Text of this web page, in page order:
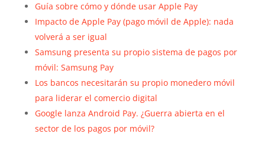
Guía sobre cómo y dónde usar Apple Pay
Impacto de Apple Pay (pago móvil de Apple): nada
volverá a ser igual
Samsung presenta su propio sistema de pagos por
móvil: Samsung Pay
Los bancos necesitarán su propio monedero móvil
para liderar el comercio digital
Google lanza Android Pay. ¿Guerra abierta en el
sector de los pagos por móvil?